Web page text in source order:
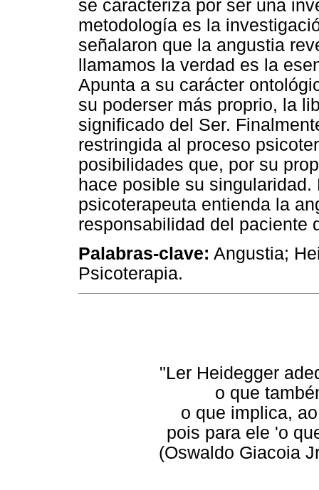
se caracteriza por ser una
metodología es la
señalaron que la angustia
llamamos la verdad es la
Apunta a su carácter
su poderser más proprio, la
significado del Ser.
restringida al proceso
posibilidades que, por su
hace posible su
psicoterapeuta entienda la
responsabilidad del paciente
Palabras-clave: Angustia;
Psicoterapia.
"Ler Heidegger
o que
o que implica,
pois para ele 'o
(Oswaldo Giacoia